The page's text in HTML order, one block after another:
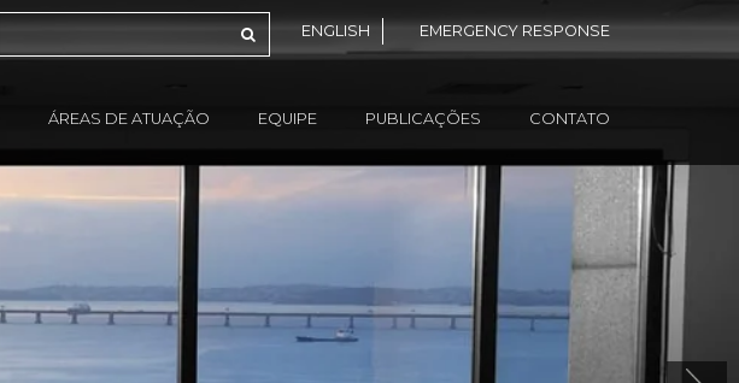
ENGLISH EMERGENCY RESPONSE
ÁREAS DE ATUAÇÃO EQUIPE PUBLICAÇÕES CONTATO